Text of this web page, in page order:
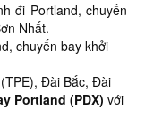
đi Portland, chuyến
Nhất.
chuyến bay khởi
Đài Bắc, Đài
Portland (PDX) với